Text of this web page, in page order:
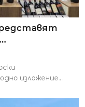
изложение...